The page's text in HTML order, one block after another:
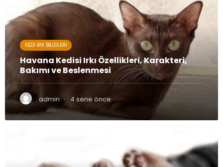
KEDI IRK BILGILERI
Havana Kedisi Irkı Özellikleri, Karakteri,
Bakımı ve Beslenmesi
admin · 4 sene önce